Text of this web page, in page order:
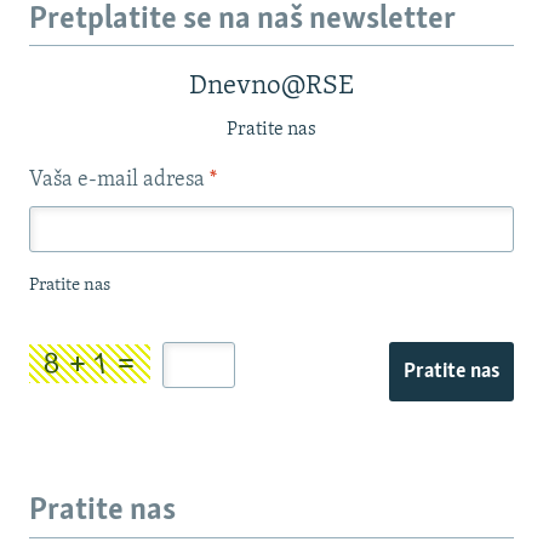
Pretplatite se na naš newsletter
Dnevno@RSE
Pratite nas
Vaša e-mail adresa *
Pratite nas
Pratite nas
Pratite nas